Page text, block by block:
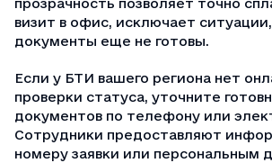
визит в офис, исключает
документы еще не готовы.
Если у БТИ вашего региона нет
проверки статуса, уточните
документов по телефону или
Сотрудники предоставляют
номеру заявки или персональным